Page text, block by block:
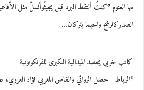
مها العتوم *كنتُ ألتقط البرد قبل يجيءُوأنسلّ مثل
الصدركالرشح والحبما يتركان…
كاتب مغربي يحصد الميدالية الكبرى للفرنكوفونية
*الرباط - حصل الروائي والقاص المغربي فؤاد العروي،